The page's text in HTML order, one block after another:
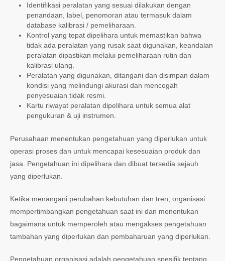
Identifikasi peralatan yang sesuai dilakukan dengan
penandaan, label, penomoran atau termasuk dalam
database kalibrasi / pemeliharaan.
Kontrol yang tepat dipelihara untuk memastikan bahwa
tidak ada peralatan yang rusak saat digunakan, keandalan
peralatan dipastikan melalui pemeliharaan rutin dan
kalibrasi ulang.
Peralatan yang digunakan, ditangani dan disimpan dalam
kondisi yang melindungi akurasi dan mencegah
penyesuaian tidak resmi.
Kartu riwayat peralatan dipelihara untuk semua alat
pengukuran & uji instrumen.
Perusahaan menentukan pengetahuan yang diperlukan untuk
operasi proses dan untuk mencapai kesesuaian produk dan
jasa. Pengetahuan ini dipelihara dan dibuat tersedia sejauh
yang diperlukan.
Ketika menangani perubahan kebutuhan dan tren, organisasi
mempertimbangkan pengetahuan saat ini dan menentukan
bagaimana untuk memperoleh atau mengakses pengetahuan
tambahan yang diperlukan dan pembaharuan yang diperlukan.
Pengetahuan organisasi adalah pengetahuan spesifik tentang